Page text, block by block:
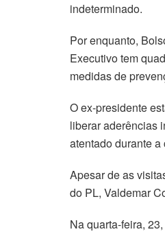
indeterminado.
Por enquanto,
Executivo tem
medidas de
O ex-presidente
liberar aderências
atentado durante
Apesar de as
do PL, Valdemar
Na quarta-feira,